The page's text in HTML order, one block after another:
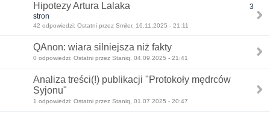
Hipotezy Artura Lalaka
3
stron
42 odpowiedzi: Ostatni przez Smiler, 16.11.2025 - 21:11
QAnon: wiara silniejsza niż fakty
0 odpowiedzi: Ostatni przez Staniq, 04.09.2025 - 21:41
Analiza treści(!) publikacji "Protokoły mędrców
Syjonu"
1 odpowiedzi: Ostatni przez Staniq, 01.07.2025 - 20:47